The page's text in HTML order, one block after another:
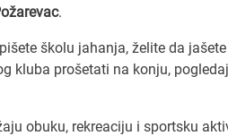
.
školu jahanja, želite da
kluba prošetati na konju,
obuku, rekreaciju i sportsku